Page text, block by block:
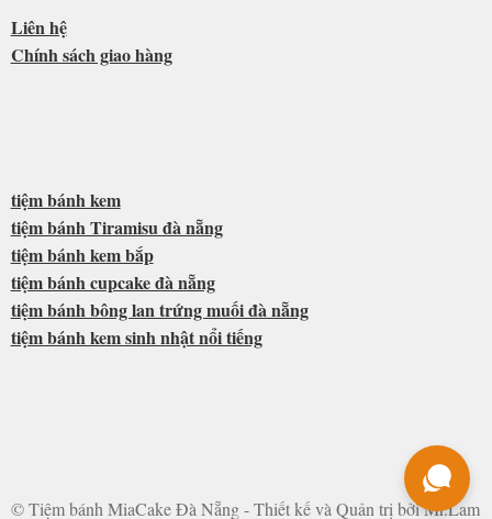
Liên hệ
Chính sách giao hàng
tiệm bánh kem
tiệm bánh Tiramisu đà nẵng
tiệm bánh kem bắp
tiệm bánh cupcake đà nẵng
tiệm bánh bông lan trứng muối đà nẵng
tiệm bánh kem sinh nhật nổi tiếng
© Tiệm bánh MiaCake Đà Nẵng - Thiết kế và Quản trị bởi Mr.Lam